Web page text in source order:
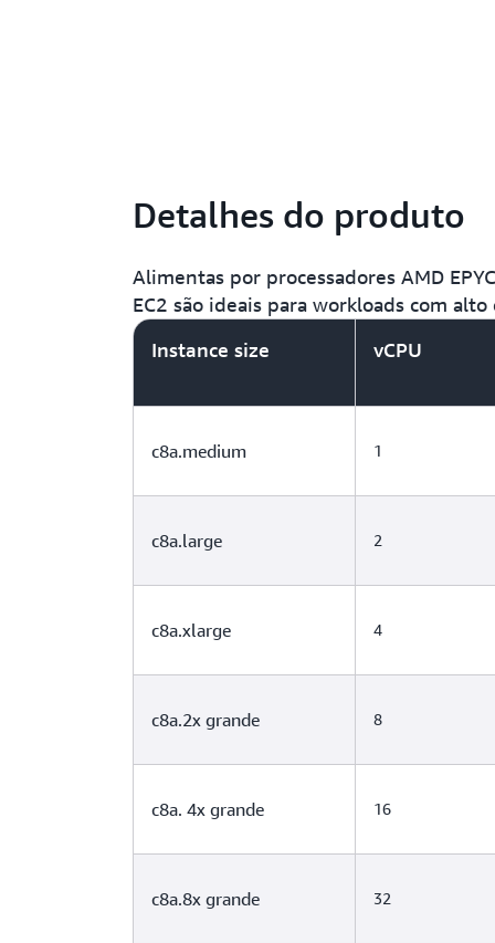
Detalhes do produto
Alimentas por processadores AMD
EC2 são ideais para workloads com
Instance size
vCPU
c8a.medium 1
c8a.large 2
c8a.xlarge 4
c8a.2x grande 8
c8a. 4x grande 16
c8a.8x grande 32